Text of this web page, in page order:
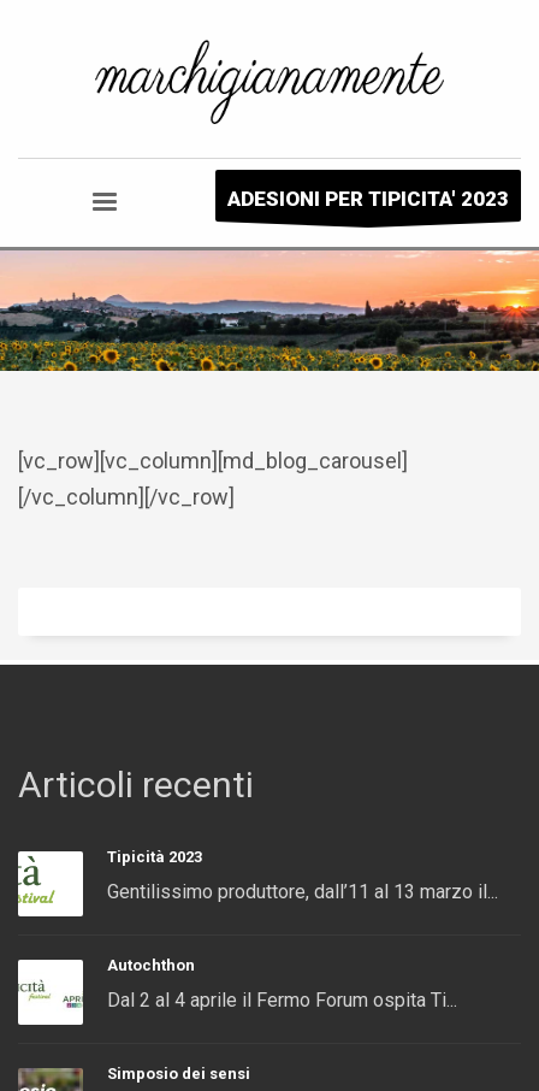
ADESIONI PER TIPICITA' 2023
[vc_row][vc_column][md_blog_carousel]
[/vc_column][/vc_row]
Articoli recenti
Tipicità 2023
Gentilissimo produttore, dall’11 al 13 marzo il...
Autochthon
Dal 2 al 4 aprile il Fermo Forum ospita Ti...
Simposio dei sensi